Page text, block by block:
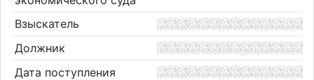
Взыскатель
Должник
Дата поступления